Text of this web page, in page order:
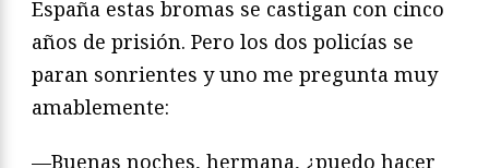
España estas bromas se castigan con cinco
años de prisión. Pero los dos policías se
paran sonrientes y uno me pregunta muy
amablemente:
—Buenas noches, hermana, ¿puedo hacer